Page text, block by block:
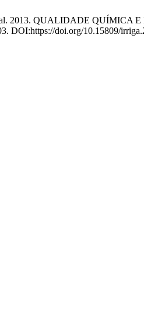
2013. QUALIDADE QUÍMICA
DOI:https://doi.org/10.15809/